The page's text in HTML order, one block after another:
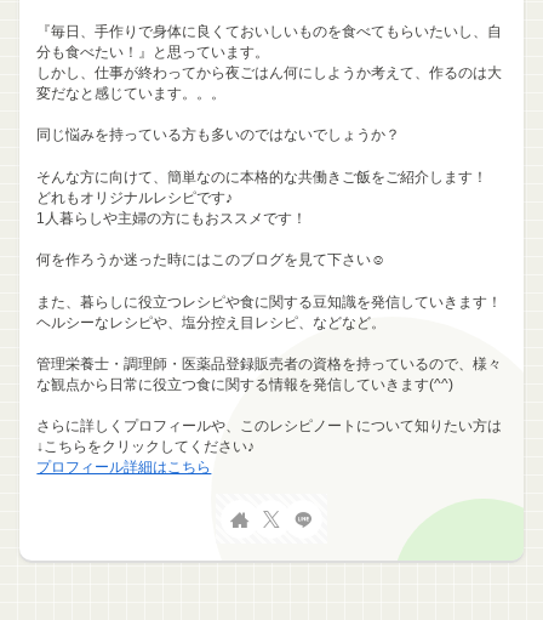
『毎日、手作りで身体に良くておいしいものを食べてもらいたいし、自
分も食べたい！』と思っています。
しかし、仕事が終わってから夜ごはん何にしようか考えて、作るのは大
変だなと感じています。。。
同じ悩みを持っている方も多いのではないでしょうか？
そんな方に向けて、簡単なのに本格的な共働きご飯をご紹介します！
どれもオリジナルレシピです♪
1人暮らしや主婦の方にもおススメです！
何を作ろうか迷った時にはこのブログを見て下さい☺
また、暮らしに役立つレシピや食に関する豆知識を発信していきます！
ヘルシーなレシピや、塩分控え目レシピ、などなど。
管理栄養士・調理師・医薬品登録販売者の資格を持っているので、様々
な観点から日常に役立つ食に関する情報を発信していきます(^^)
さらに詳しくプロフィールや、このレシピノートについて知りたい方は
↓こちらをクリックしてください♪
プロフィール詳細はこちら